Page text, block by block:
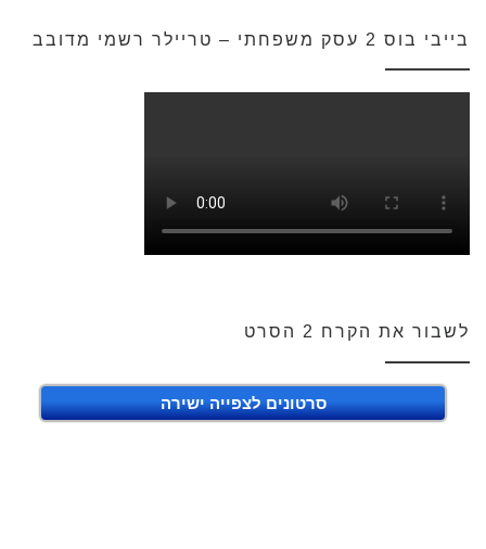
בייבי בוס 2 עסק משפחתי – טריילר רשמי מדובב
לשבור את הקרח 2 הסרט
סרטונים לצפייה ישירה